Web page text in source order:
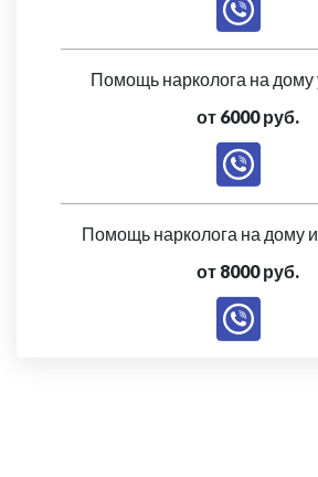
Помощь нарколога на дому
от 6000 руб.
Помощь нарколога на дому
от 8000 руб.